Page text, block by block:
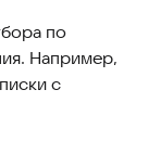
по
Например,
с